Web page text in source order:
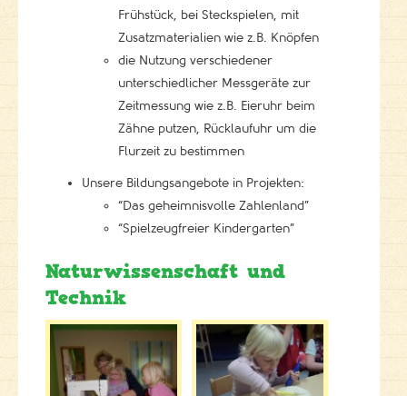
Frühstück, bei Steckspielen, mit
Zusatzmaterialien wie z.B. Knöpfen
die Nutzung verschiedener
unterschiedlicher Messgeräte zur
Zeitmessung wie z.B. Eieruhr beim
Zähne putzen, Rücklaufuhr um die
Flurzeit zu bestimmen
Unsere Bildungsangebote in Projekten:
“Das geheimnisvolle Zahlenland”
“Spielzeugfreier Kindergarten”
Naturwissenschaft und
Technik